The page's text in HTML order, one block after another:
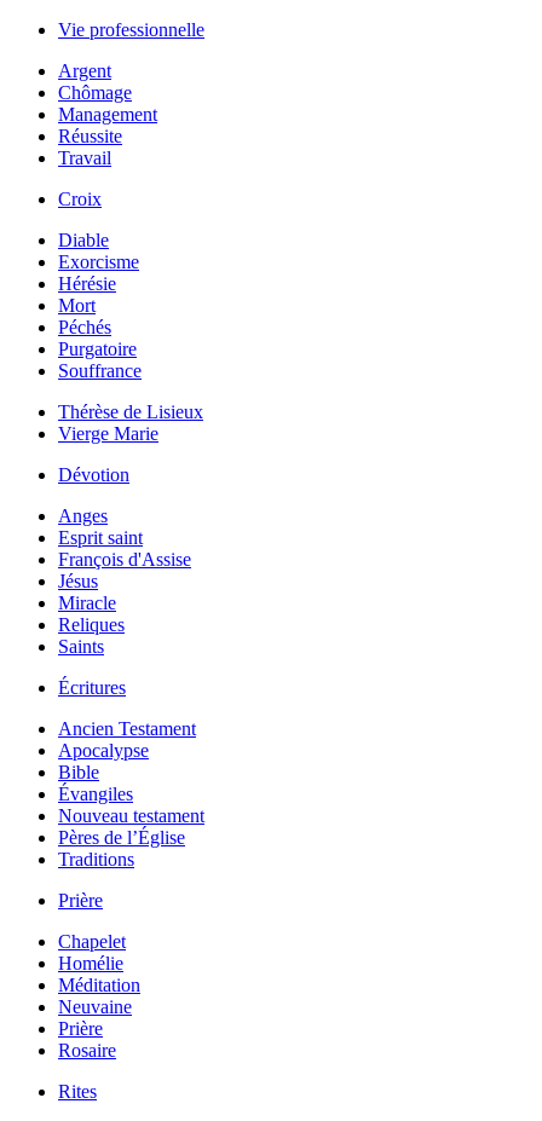
Vie professionnelle
Argent
Chômage
Management
Réussite
Travail
Croix
Diable
Exorcisme
Hérésie
Mort
Péchés
Purgatoire
Souffrance
Thérèse de Lisieux
Vierge Marie
Dévotion
Anges
Esprit saint
François d'Assise
Jésus
Miracle
Reliques
Saints
Écritures
Ancien Testament
Apocalypse
Bible
Évangiles
Nouveau testament
Pères de l’Église
Traditions
Prière
Chapelet
Homélie
Méditation
Neuvaine
Prière
Rosaire
Rites